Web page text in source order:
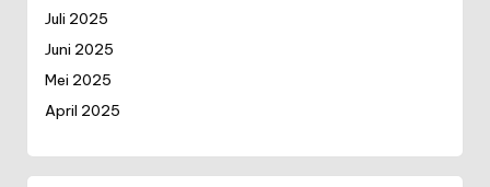
Juli 2025
Juni 2025
Mei 2025
April 2025